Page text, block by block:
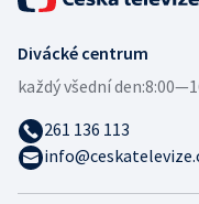
Divácké centrum
každý všední den:
261 136 113